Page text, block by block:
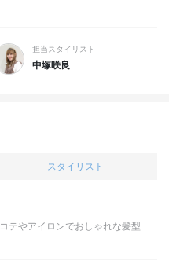
担当スタイリスト
中塚咲良
スタイリスト
コテやアイロンでおしゃれな髪型